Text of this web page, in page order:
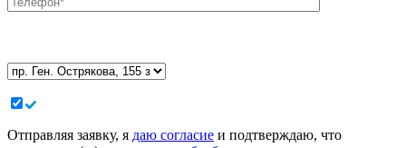
Отправляя заявку, я даю согласие и подтверждаю, что